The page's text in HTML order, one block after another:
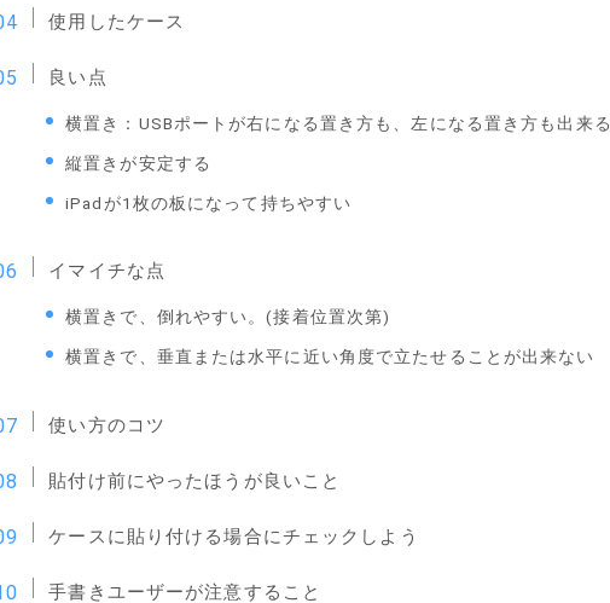
使用したケース
良い点
横置き：USBポートが右になる置き方も、左になる置き方も出来る
縦置きが安定する
iPadが1枚の板になって持ちやすい
イマイチな点
横置きで、倒れやすい。(接着位置次第)
横置きで、垂直または水平に近い角度で立たせることが出来ない
使い方のコツ
貼付け前にやったほうが良いこと
ケースに貼り付ける場合にチェックしよう
手書きユーザーが注意すること